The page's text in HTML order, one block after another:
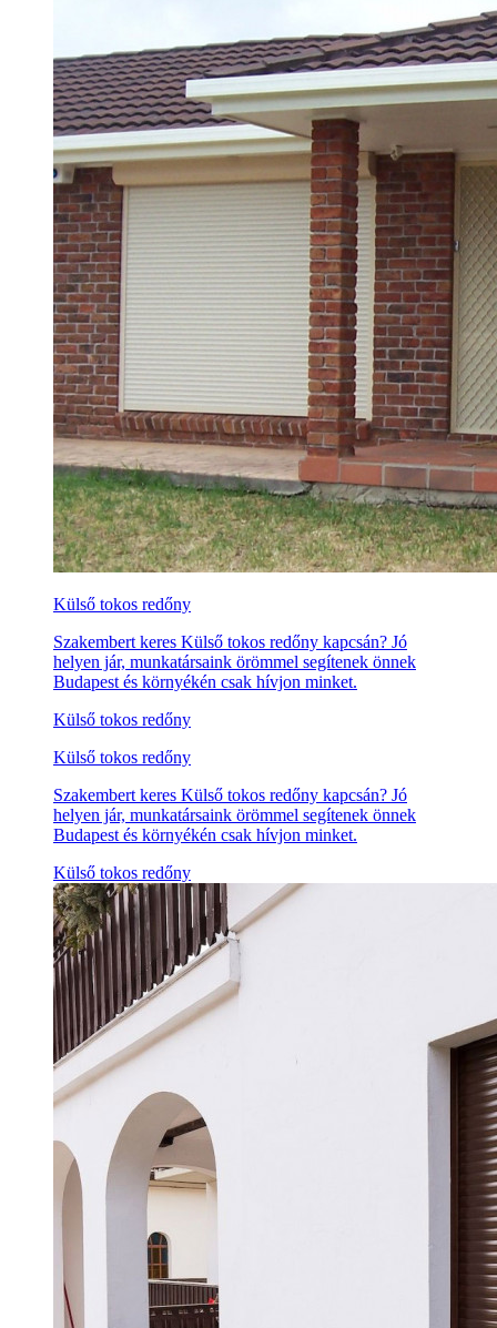
Külső tokos redőny
Szakembert keres Külső tokos redőny kapcsán? Jó
helyen jár, munkatársaink örömmel segítenek önnek
Budapest és környékén csak hívjon minket.
Külső tokos redőny
Külső tokos redőny
Szakembert keres Külső tokos redőny kapcsán? Jó
helyen jár, munkatársaink örömmel segítenek önnek
Budapest és környékén csak hívjon minket.
Külső tokos redőny